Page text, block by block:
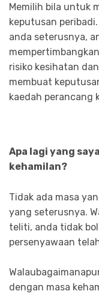
Memilih bila untuk
keputusan
anda seterusnya,
risiko kesihatan
membuat
kaedah perancang
Apa lagi yang
kehamilan?
Tidak ada masa
yang seterusnya.
teliti, anda tidak
persenyawaan
dengan masa